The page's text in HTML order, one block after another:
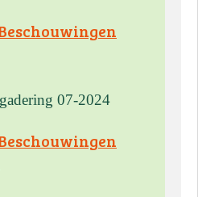
07-2024